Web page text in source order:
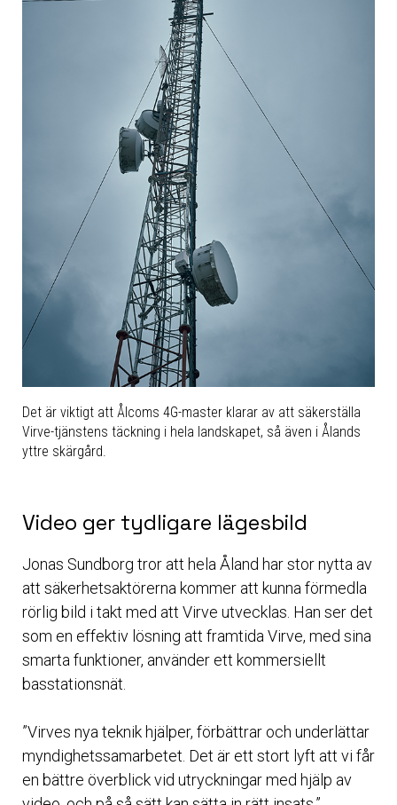
Det är viktigt att Ålcoms 4G-master klarar av att säkerställa
Virve-tjänstens täckning i hela landskapet, så även i Ålands
yttre skärgård.
Video ger tydligare lägesbild
Jonas Sundborg tror att hela Åland har stor nytta av
att säkerhetsaktörerna kommer att kunna förmedla
rörlig bild i takt med att Virve utvecklas. Han ser det
som en effektiv lösning att framtida Virve, med sina
smarta funktioner, använder ett kommersiellt
basstationsnät.
”Virves nya teknik hjälper, förbättrar och underlättar
myndighetssamarbetet. Det är ett stort lyft att vi får
en bättre överblick vid utryckningar med hjälp av